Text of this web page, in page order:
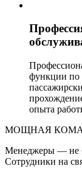
функции по
опыта
МОЩНАЯ
Менеджеры — не
Сотрудники на